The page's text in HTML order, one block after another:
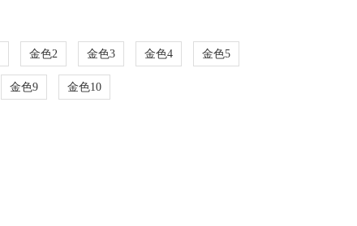
金色2 金色3 金色4 金色5
金色9 金色10